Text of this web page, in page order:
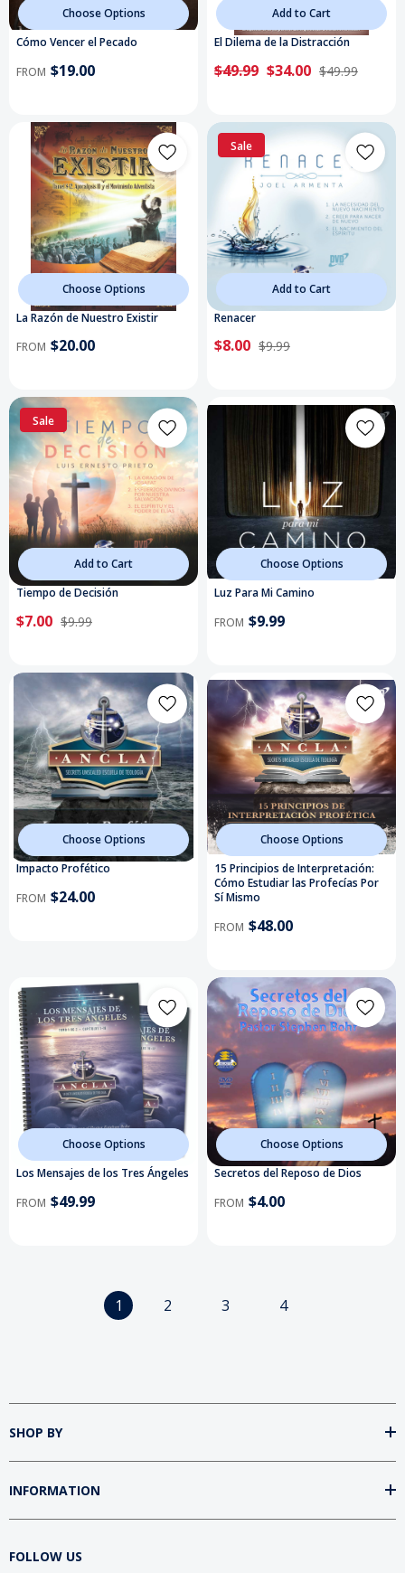
Choose Options
Cómo Vencer el Pecado
FROM $19.00
Add to Cart
El Dilema de la Distracción
$49.99 $34.00 $49.99
Choose Options
La Razón de Nuestro Existir
FROM $20.00
Sale
Add to Cart
Renacer
$8.00 $9.99
Sale
Add to Cart
Tiempo de Decisión
$7.00 $9.99
Choose Options
Luz Para Mi Camino
FROM $9.99
Choose Options
Impacto Profético
FROM $24.00
Choose Options
15 Principios de Interpretación:
Cómo Estudiar las Profecías Por
Sí Mismo
FROM $48.00
Choose Options
Los Mensajes de los Tres Ángeles
FROM $49.99
Choose Options
Secretos del Reposo de Dios
FROM $4.00
1 2 3 4
SHOP BY
INFORMATION
FOLLOW US